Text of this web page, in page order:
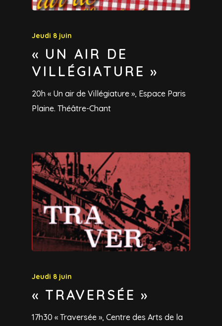
Jeudi 8 juin
« UN AIR DE
VILLÉGIATURE »
20h « Un air de Villégiature », Espace Paris
Plaine. Théâtre-Chant
Jeudi 8 juin
« TRAVERSÉE »
17h30 « Traversée », Centre des Arts de la